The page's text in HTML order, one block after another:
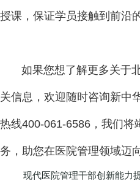
授课，保证学员接触到前沿
如果您想了解更多关于
关信息，欢迎随时咨询新中
热线400-061-6586，我们将
务，助您在医院管理领域迈
现代医院管理干部创新能力